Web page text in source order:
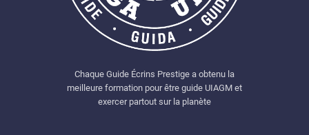
Chaque Guide Écrins Prestige a obtenu la
meilleure formation pour être guide UIAGM et
exercer partout sur la planète